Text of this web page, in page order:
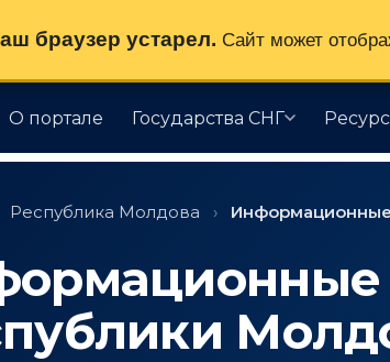
О портале Государства СНГ
Республика Молдова ›
браузер устарел. Сайт может